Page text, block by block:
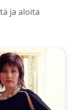
ja aloita